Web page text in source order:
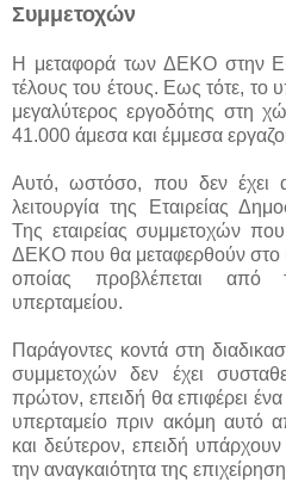
Συμμετοχών
Η μεταφορά των ΔΕΚΟ στην
τέλους του έτους. Εως τότε, το
μεγαλύτερος εργοδότης στη
41.000 άμεσα και έμμεσα
Αυτό, ωστόσο, που δεν έχει
λειτουργία της Εταιρείας
Της εταιρείας συμμετοχών
ΔΕΚΟ που θα μεταφερθούν στο
οποίας προβλέπεται από
υπερταμείου.
Παράγοντες κοντά στη
συμμετοχών δεν έχει
πρώτον, επειδή θα επιφέρει
υπερταμείο πριν ακόμη αυτό
και δεύτερον, επειδή
την αναγκαιότητα της